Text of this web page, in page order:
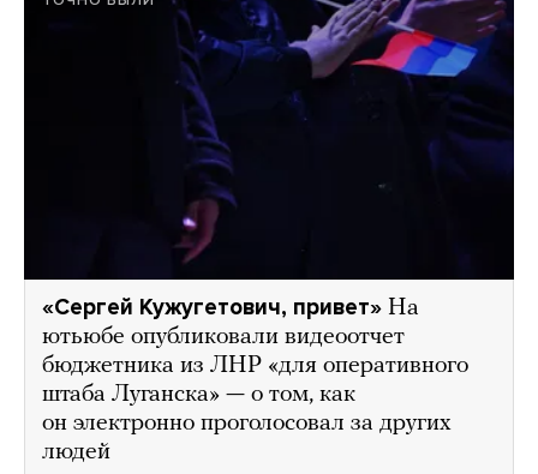
«Сергей Кужугетович, привет» На
ютьюбе опубликовали видеоотчет
бюджетника из ЛНР «для оперативного
штаба Луганска» — о том, как
он электронно проголосовал за других
людей